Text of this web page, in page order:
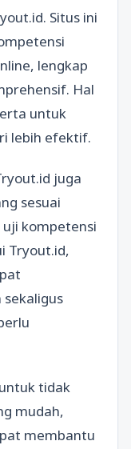
Situs ini
lengkap
Hal
untuk
lebih efektif.
juga
sesuai
kompetensi
Tryout.id,
tidak
mudah,
membantu